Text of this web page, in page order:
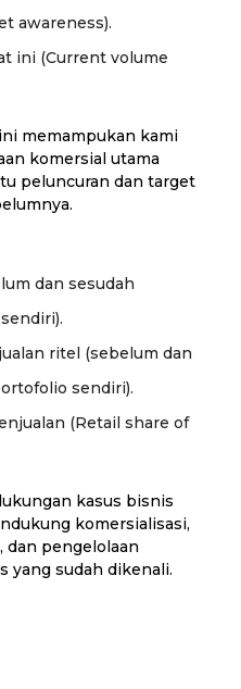
awareness).
ini (Current volume
memampukan kami
komersial utama
peluncuran dan target
dan sesudah
ritel (sebelum dan
sendiri).
(Retail share of
kasus bisnis
komersialisasi,
dan pengelolaan
yang sudah dikenali.